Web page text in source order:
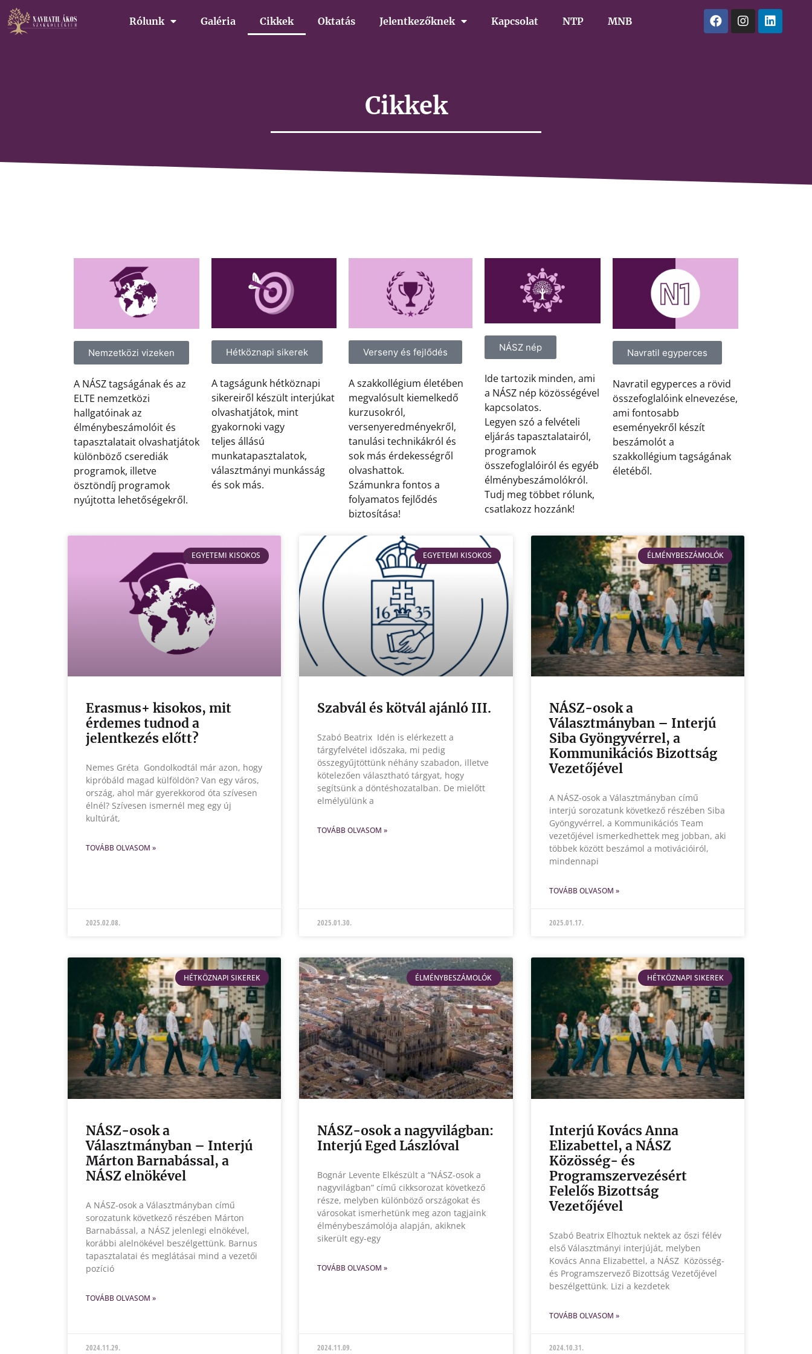
Rólunk Galéria Cikkek Oktatás Jelentkezőknek Kapcsolat NTP MNB
Cikkek
Nemzetközi vizeken
A NÁSZ tagságának és az
ELTE nemzetközi
hallgatóinak az
élménybeszámolóit és
tapasztalatait olvashatjátok
különböző cserediák
programok, illetve
ösztöndíj programok
nyújtotta lehetőségekről.
Hétköznapi sikerek
A tagságunk hétköznapi
sikereiről készült interjúkat
olvashatjátok, mint
gyakornoki vagy
teljes állású
munkatapasztalatok,
választmányi munkásság
és sok más.
Verseny és fejlődés
A szakkollégium életében
megvalósult kiemelkedő
kurzusokról,
versenyeredményekről,
tanulási technikákról és
sok más érdekességről
olvashattok.
Számunkra fontos a
folyamatos fejlődés
biztosítása!
NÁSZ nép
Ide tartozik minden, ami
a NÁSZ nép közösségével
kapcsolatos.
Legyen szó a felvételi
eljárás tapasztalatairól,
programok
összefoglalóiról és egyéb
élménybeszámolókról.
Tudj meg többet rólunk,
csatlakozz hozzánk!
Navratil egyperces
Navratil egyperces a rövid
összefoglalóink elnevezése,
ami fontosabb
eseményekről készít
beszámolót a
szakkollégium tagságának
életéből.
EGYETEMI KISOKOS
Erasmus+ kisokos, mit
érdemes tudnod a
jelentkezés előtt?
Nemes Gréta Gondolkodtál már azon, hogy
kipróbáld magad külföldön? Van egy város,
ország, ahol már gyerekkorod óta szívesen
élnél? Szívesen ismernél meg egy új
kultúrát,
TOVÁBB OLVASOM »
2025.02.08.
EGYETEMI KISOKOS
Szabvál és kötvál ajánló III.
Szabó Beatrix Idén is elérkezett a
tárgyfelvétel időszaka, mi pedig
összegyűjtöttünk néhány szabadon, illetve
kötelezően választható tárgyat, hogy
segítsünk a döntéshozatalban. De mielőtt
elmélyülünk a
TOVÁBB OLVASOM »
2025.01.30.
ÉLMÉNYBESZÁMOLÓK
NÁSZ-osok a
Választmányban – Interjú
Siba Gyöngyvérrel, a
Kommunikációs Bizottság
Vezetőjével
A NÁSZ-osok a Választmányban című
interjú sorozatunk következő részében Siba
Gyöngyvérrel, a Kommunikációs Team
vezetőjével ismerkedhettek meg jobban, aki
többek között beszámol a motivációiról,
mindennapi
TOVÁBB OLVASOM »
2025.01.17.
HÉTKÖZNAPI SIKEREK
NÁSZ-osok a
Választmányban – Interjú
Márton Barnabással, a
NÁSZ elnökével
A NÁSZ-osok a Választmányban című
sorozatunk következő részében Márton
Barnabással, a NÁSZ jelenlegi elnökével,
korábbi alelnökével beszélgettünk. Barnus
tapasztalatai és meglátásai mind a vezetői
pozíció
TOVÁBB OLVASOM »
2024.11.29.
ÉLMÉNYBESZÁMOLÓK
NÁSZ-osok a nagyvilágban:
Interjú Eged Lászlóval
Bognár Levente Elkészült a “NÁSZ-osok a
nagyvilágban” című cikksorozat következő
része, melyben különböző országokat és
városokat ismerhetünk meg azon tagjaink
élménybeszámolója alapján, akiknek
sikerült egy-egy
TOVÁBB OLVASOM »
2024.11.09.
HÉTKÖZNAPI SIKEREK
Interjú Kovács Anna
Elizabettel, a NÁSZ
Közösség- és
Programszervezésért
Felelős Bizottság
Vezetőjével
Szabó Beatrix Elhoztuk nektek az őszi félév
első Választmányi interjúját, melyben
Kovács Anna Elizabettel, a NÁSZ Közösség-
és Programszervező Bizottság Vezetőjével
beszélgettünk. Lizi a kezdetek
TOVÁBB OLVASOM »
2024.10.31.